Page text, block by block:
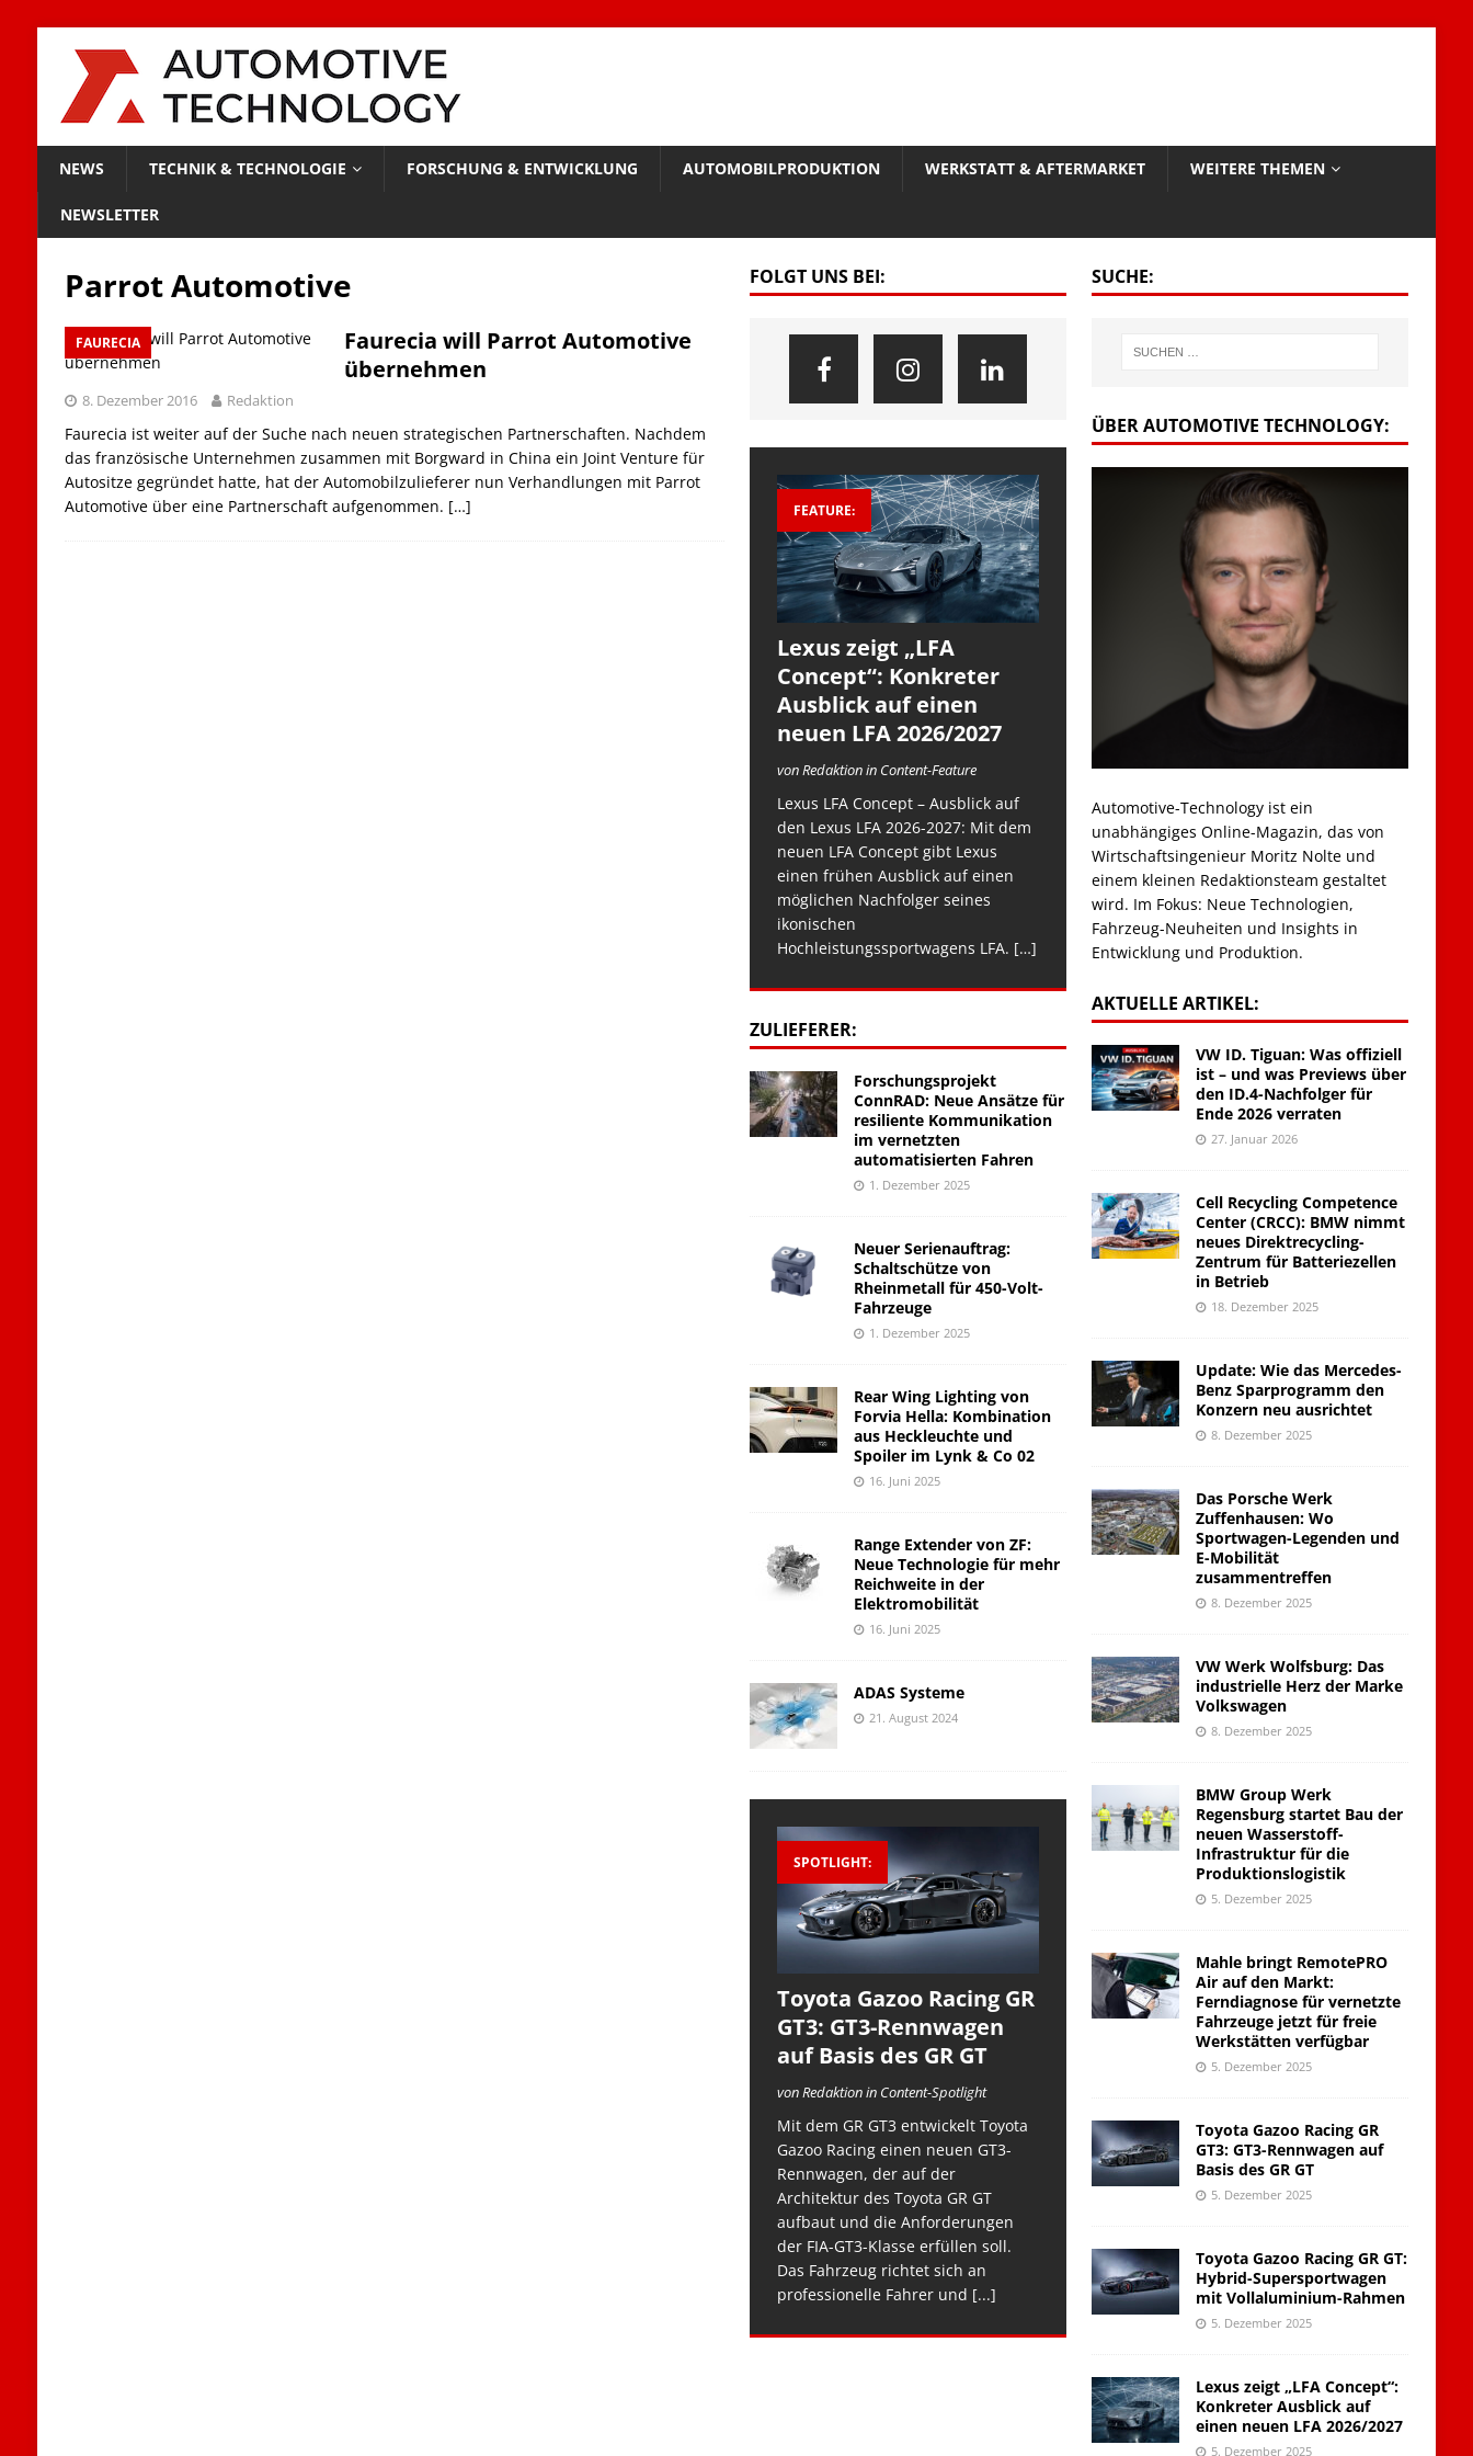
NEWS TECHNIK & TECHNOLOGIE FORSCHUNG & ENTWICKLUNG AUTOMOBILPRODUKTION WERKSTATT & AFTERMARKET WEITERE THEMEN
NEWSLETTER
Parrot Automotive
FAURECIA
Faurecia will Parrot Automotive
übernehmen
8. Dezember 2016 Redaktion
Faurecia ist weiter auf der Suche nach neuen strategischen Partnerschaften. Nachdem
das französische Unternehmen zusammen mit Borgward in China ein Joint Venture für
Autositze gegründet hatte, hat der Automobilzulieferer nun Verhandlungen mit Parrot
Automotive über eine Partnerschaft aufgenommen. […]
FOLGT UNS BEI:
FEATURE:
Lexus zeigt „LFA
Concept“: Konkreter
Ausblick auf einen
neuen LFA 2026/2027
von Redaktion in Content-Feature
Lexus LFA Concept – Ausblick auf
den Lexus LFA 2026-2027: Mit dem
neuen LFA Concept gibt Lexus
einen frühen Ausblick auf einen
möglichen Nachfolger seines
ikonischen
Hochleistungssportwagens LFA. […]
ZULIEFERER:
Forschungsprojekt
ConnRAD: Neue Ansätze für
resiliente Kommunikation
im vernetzten
automatisierten Fahren
1. Dezember 2025
Neuer Serienauftrag:
Schaltschütze von
Rheinmetall für 450-Volt-
Fahrzeuge
1. Dezember 2025
Rear Wing Lighting von
Forvia Hella: Kombination
aus Heckleuchte und
Spoiler im Lynk & Co 02
16. Juni 2025
Range Extender von ZF:
Neue Technologie für mehr
Reichweite in der
Elektromobilität
16. Juni 2025
ADAS Systeme
21. August 2024
SPOTLIGHT:
Toyota Gazoo Racing GR
GT3: GT3-Rennwagen
auf Basis des GR GT
von Redaktion in Content-Spotlight
Mit dem GR GT3 entwickelt Toyota
Gazoo Racing einen neuen GT3-
Rennwagen, der auf der
Architektur des Toyota GR GT
aufbaut und die Anforderungen
der FIA-GT3-Klasse erfüllen soll.
Das Fahrzeug richtet sich an
professionelle Fahrer und [...]
SUCHE:
ÜBER AUTOMOTIVE TECHNOLOGY:
Automotive-Technology ist ein
unabhängiges Online-Magazin, das von
Wirtschaftsingenieur Moritz Nolte und
einem kleinen Redaktionsteam gestaltet
wird. Im Fokus: Neue Technologien,
Fahrzeug-Neuheiten und Insights in
Entwicklung und Produktion.
AKTUELLE ARTIKEL:
VW ID. Tiguan: Was offiziell
ist – und was Previews über
den ID.4-Nachfolger für
Ende 2026 verraten
27. Januar 2026
Cell Recycling Competence
Center (CRCC): BMW nimmt
neues Direktrecycling-
Zentrum für Batteriezellen
in Betrieb
18. Dezember 2025
Update: Wie das Mercedes-
Benz Sparprogramm den
Konzern neu ausrichtet
8. Dezember 2025
Das Porsche Werk
Zuffenhausen: Wo
Sportwagen-Legenden und
E-Mobilität
zusammentreffen
8. Dezember 2025
VW Werk Wolfsburg: Das
industrielle Herz der Marke
Volkswagen
8. Dezember 2025
BMW Group Werk
Regensburg startet Bau der
neuen Wasserstoff-
Infrastruktur für die
Produktionslogistik
5. Dezember 2025
Mahle bringt RemotePRO
Air auf den Markt:
Ferndiagnose für vernetzte
Fahrzeuge jetzt für freie
Werkstätten verfügbar
5. Dezember 2025
Toyota Gazoo Racing GR
GT3: GT3-Rennwagen auf
Basis des GR GT
5. Dezember 2025
Toyota Gazoo Racing GR GT:
Hybrid-Supersportwagen
mit Vollaluminium-Rahmen
5. Dezember 2025
Lexus zeigt „LFA Concept“:
Konkreter Ausblick auf
einen neuen LFA 2026/2027
5. Dezember 2025